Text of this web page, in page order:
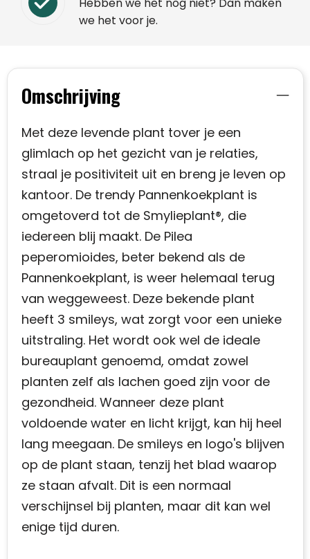
we het voor je.
Omschrijving
Met deze levende plant tover je een
glimlach op het gezicht van je relaties,
straal je positiviteit uit en breng je leven op
kantoor. De trendy Pannenkoekplant is
omgetoverd tot de Smylieplant®, die
iedereen blij maakt. De Pilea
peperomioides, beter bekend als de
Pannenkoekplant, is weer helemaal terug
van weggeweest. Deze bekende plant
heeft 3 smileys, wat zorgt voor een unieke
uitstraling. Het wordt ook wel de ideale
bureauplant genoemd, omdat zowel
planten zelf als lachen goed zijn voor de
gezondheid. Wanneer deze plant
voldoende water en licht krijgt, kan hij heel
lang meegaan. De smileys en logo's blijven
op de plant staan, tenzij het blad waarop
ze staan afvalt. Dit is een normaal
verschijnsel bij planten, maar dit kan wel
enige tijd duren.